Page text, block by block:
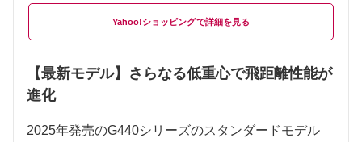
Yahoo!ショッピング
【最新モデル】さらなる低重心で飛距離性能が
進化
2025年発売のG440シリーズのスタンダードモデル